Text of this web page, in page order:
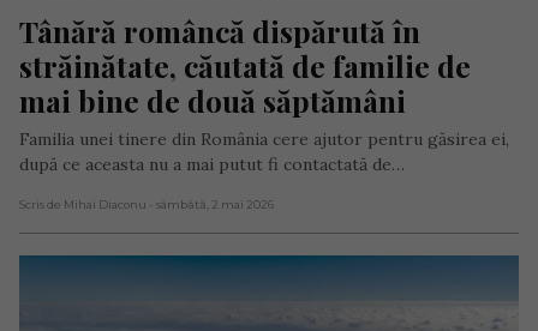
Tânără româncă dispărută în
străinătate, căutată de familie de
mai bine de două săptămâni
Familia unei tinere din România cere ajutor pentru găsirea ei,
după ce aceasta nu a mai putut fi contactată de…
Scris de Mihai Diaconu - sâmbătă, 2 mai 2026